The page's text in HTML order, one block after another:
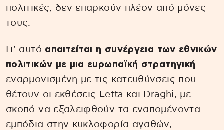
πολιτικές, δεν επαρκούν πλέον από μόνες
τους.
Γι’ αυτό απαιτείται η συνέργεια των εθνικών
πολιτικών με μια ευρωπαϊκή στρατηγική
εναρμονισμένη με τις κατευθύνσεις που
θέτουν οι εκθέσεις Letta και Draghi, με
σκοπό να εξαλειφθούν τα εναπομένοντα
εμπόδια στην κυκλοφορία αγαθών,